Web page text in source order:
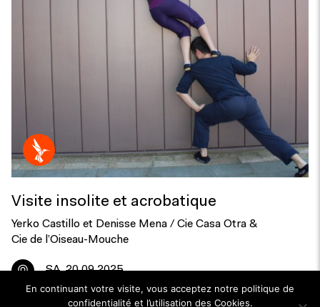
Visite insolite et acrobatique
Yerko Castillo et Denisse Mena / Cie Casa Otra &
Cie de l’Oiseau-Mouche
SA 20.09.2025
En continuant votre visite, vous acceptez notre politique de
confidentialité et l’utilisation des Cookies.